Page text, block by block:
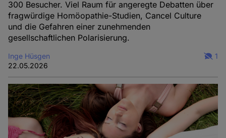
300 Besucher. Viel Raum für angeregte Debatten über
fragwürdige Homöopathie-Studien, Cancel Culture
und die Gefahren einer zunehmenden
gesellschaftlichen Polarisierung.
Inge Hüsgen
22.05.2026
1